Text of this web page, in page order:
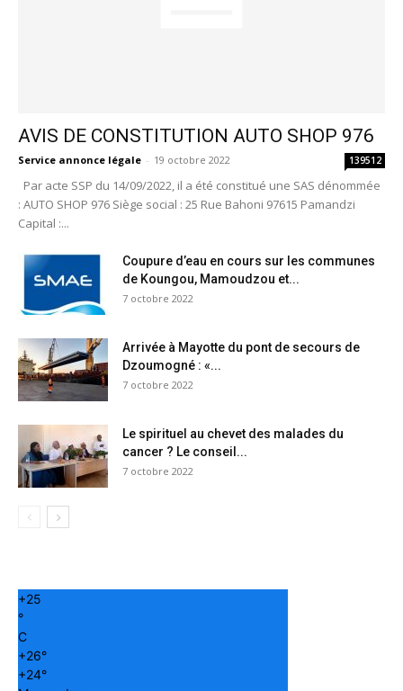
AVIS DE CONSTITUTION AUTO SHOP 976
Service annonce légale - 19 octobre 2022 139512
Par acte SSP du 14/09/2022, il a été constitué une SAS dénommée
: AUTO SHOP 976 Siège social : 25 Rue Bahoni 97615 Pamandzi
Capital :...
Coupure d’eau en cours sur les communes
de Koungou, Mamoudzou et...
7 octobre 2022
Arrivée à Mayotte du pont de secours de
Dzoumogné : «...
7 octobre 2022
Le spirituel au chevet des malades du
cancer ? Le conseil...
7 octobre 2022
+25
°
C
+26°
+24°